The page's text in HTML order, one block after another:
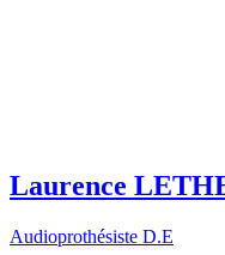
Laurence
Audioprothésiste D.E